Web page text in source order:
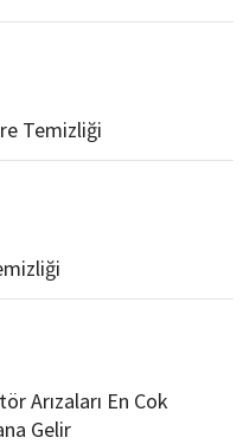
Temizliği
Arızaları En Cok
Gelir